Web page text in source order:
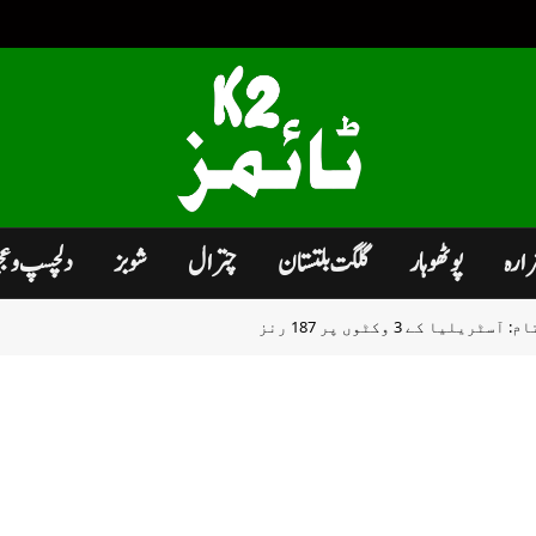
پوٹھوہار گلگت بلتستان چترال شوبز دلچسپ و
کے 3 وکٹوں پر 187 رنز